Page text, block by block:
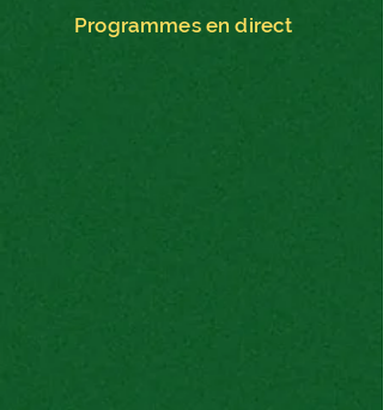
Programmes en direct